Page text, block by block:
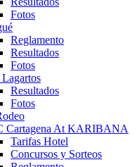
Fotos
Reglamento
Resultados
Fotos
Resultados
Fotos
Cartagena At KARIBANA
Tarifas Hotel
Concursos y Sorteos